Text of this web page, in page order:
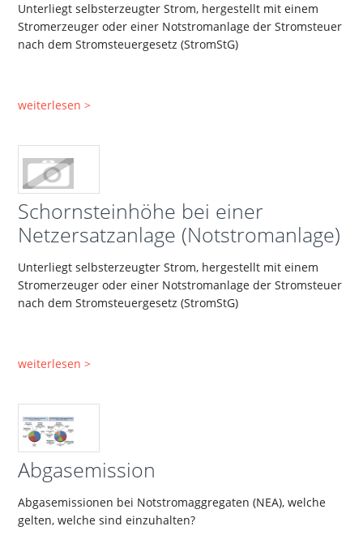
Unterliegt selbsterzeugter Strom, hergestellt mit einem
Stromerzeuger oder einer Notstromanlage der Stromsteuer
nach dem Stromsteuergesetz (StromStG)
weiterlesen >
Schornsteinhöhe bei einer
Netzersatzanlage (Notstromanlage)
Unterliegt selbsterzeugter Strom, hergestellt mit einem
Stromerzeuger oder einer Notstromanlage der Stromsteuer
nach dem Stromsteuergesetz (StromStG)
weiterlesen >
Abgasemission
Abgasemissionen bei Notstromaggregaten (NEA), welche
gelten, welche sind einzuhalten?